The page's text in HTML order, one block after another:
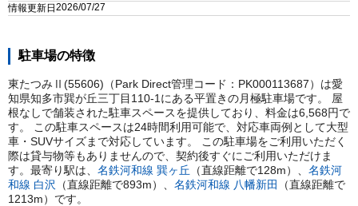
情報更新日2026/07/27
駐車場の特徴
東たつみⅡ(55606)（Park Direct管理コード：PK000113687）は愛
知県知多市巽が丘三丁目110-1にある平置きの月極駐車場です。 屋
根なしで舗装された駐車スペースを提供しており、料金は6,568円で
す。 この駐車スペースは24時間利用可能で、対応車両例として大型
車・SUVサイズまで対応しています。 この駐車場をご利用いただく
際は貸与物等もありませんので、契約後すぐにご利用いただけま
す。 最寄り駅は、 名鉄河和線 巽ヶ丘 （直線距離で128m）
名鉄河
和線 白沢 （直線距離で893m） 名鉄河和線 八幡新田
（直線距離で
1213m） です。